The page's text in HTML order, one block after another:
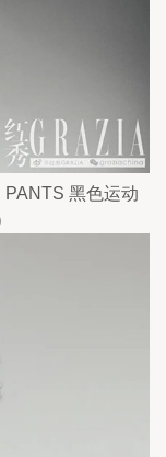
黑色运动